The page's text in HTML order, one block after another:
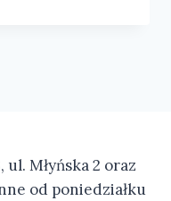
Młyńska 2 oraz
od poniedziałku